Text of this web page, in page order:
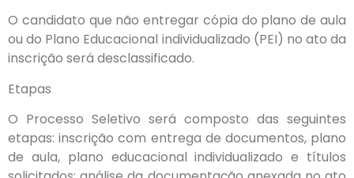
O candidato que não entregar cópia do plano de aula
ou do Plano Educacional individualizado (PEI) no ato da
inscrição será desclassificado.
Etapas
O Processo Seletivo será composto das seguintes
etapas: inscrição com entrega de documentos, plano
de aula, plano educacional individualizado e títulos